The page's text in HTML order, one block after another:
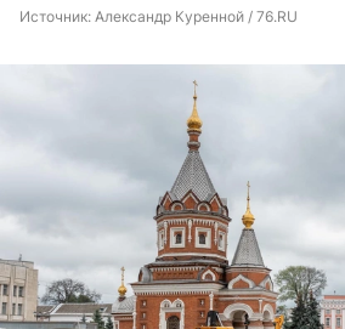
Источник: Александр Куренной / 76.RU